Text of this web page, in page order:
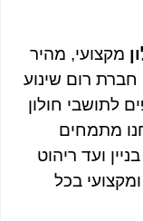
מקצועי, מהיר
חברת רום שינוע
לתושבי חולון
מתמחים
ועד ריהוט
בכל